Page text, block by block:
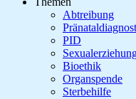
Abtreibung
PID
Bioethik
Organspende
Sterbehilfe